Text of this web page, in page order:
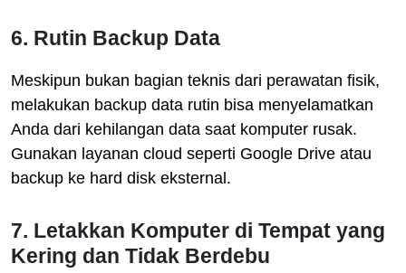
6. Rutin Backup Data
Meskipun bukan bagian teknis dari perawatan fisik,
melakukan backup data rutin bisa menyelamatkan
Anda dari kehilangan data saat komputer rusak.
Gunakan layanan cloud seperti Google Drive atau
backup ke hard disk eksternal.
7. Letakkan Komputer di Tempat yang
Kering dan Tidak Berdebu